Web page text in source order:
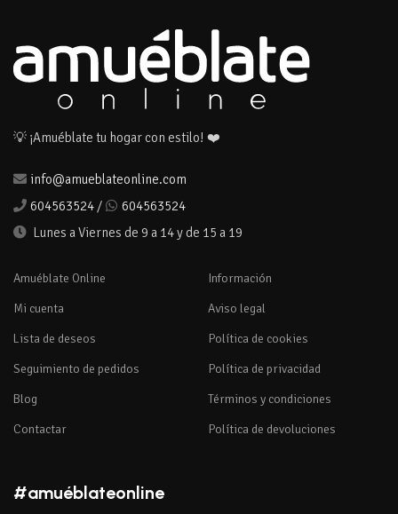
💡 ¡Amuéblate tu hogar con estilo! ❤️
info@amueblateonline.com
604563524 /
604563524
Lunes a Viernes de 9 a 14 y de 15 a 19
Amuéblate Online
Mi cuenta
Lista de deseos
Seguimiento de pedidos
Blog
Contactar
Información
Aviso legal
Política de cookies
Política de privacidad
Términos y condiciones
Política de devoluciones
#amuéblateonline